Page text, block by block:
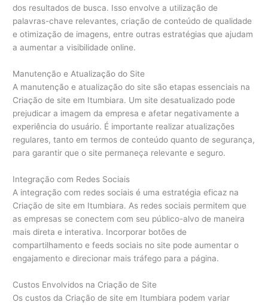
dos resultados de busca. Isso envolve a utilização de
palavras-chave relevantes, criação de conteúdo de qualidade
e otimização de imagens, entre outras estratégias que ajudam
a aumentar a visibilidade online.
Manutenção e Atualização do Site
A manutenção e atualização do site são etapas essenciais na
Criação de site em Itumbiara. Um site desatualizado pode
prejudicar a imagem da empresa e afetar negativamente a
experiência do usuário. É importante realizar atualizações
regulares, tanto em termos de conteúdo quanto de segurança,
para garantir que o site permaneça relevante e seguro.
Integração com Redes Sociais
A integração com redes sociais é uma estratégia eficaz na
Criação de site em Itumbiara. As redes sociais permitem que
as empresas se conectem com seu público-alvo de maneira
mais direta e interativa. Incorporar botões de
compartilhamento e feeds sociais no site pode aumentar o
engajamento e direcionar mais tráfego para a página.
Custos Envolvidos na Criação de Site
Os custos da Criação de site em Itumbiara podem variar